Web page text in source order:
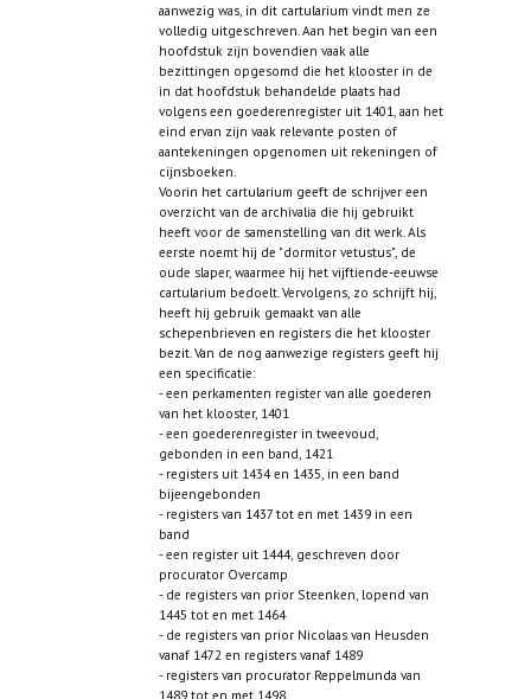
aanwezig was, in dit cartularium vindt men ze
volledig uitgeschreven. Aan het begin van een
hoofdstuk zijn bovendien vaak alle
bezittingen opgesomd die het klooster in de
in dat hoofdstuk behandelde plaats had
volgens een goederenregister uit 1401, aan het
eind ervan zijn vaak relevante posten of
aantekeningen opgenomen uit rekeningen of
cijnsboeken.
Voorin het cartularium geeft de schrijver een
overzicht van de archivalia die hij gebruikt
heeft voor de samenstelling van dit werk. Als
eerste noemt hij de "dormitor vetustus", de
oude slaper, waarmee hij het vijftiende-eeuwse
cartularium bedoelt. Vervolgens, zo schrijft hij,
heeft hij gebruik gemaakt van alle
schepenbrieven en registers die het klooster
bezit. Van de nog aanwezige registers geeft hij
een specificatie:
- een perkamenten register van alle goederen
van het klooster, 1401
- een goederenregister in tweevoud,
gebonden in een band, 1421
- registers uit 1434 en 1435, in een band
bijeengebonden
- registers van 1437 tot en met 1439 in een
band
- een register uit 1444, geschreven door
procurator Overcamp
- de registers van prior Steenken, lopend van
1445 tot en met 1464
- de registers van prior Nicolaas van Heusden
vanaf 1472 en registers vanaf 1489
- registers van procurator Reppelmunda van
1489 tot en met 1498